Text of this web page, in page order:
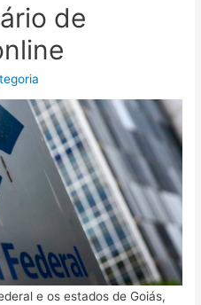
de
e os estados de Goiás,